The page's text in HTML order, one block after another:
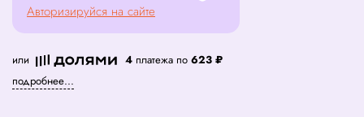
Авторизируйся на сайте
или 4 платежа по 623 ₽
подробнее...